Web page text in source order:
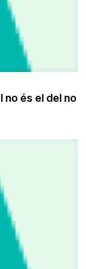
no és el del no